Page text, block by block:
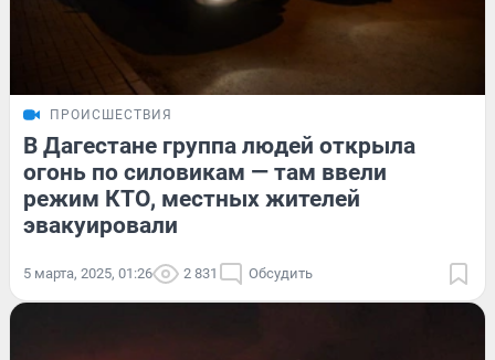
ПРОИСШЕСТВИЯ
В Дагестане группа людей открыла
огонь по силовикам — там ввели
режим КТО, местных жителей
эвакуировали
5 марта, 2025, 01:26 2 831 Обсудить